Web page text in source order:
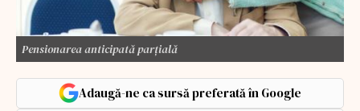
Pensionarea anticipată parțială
Adaugă-ne ca sursă preferată în Google